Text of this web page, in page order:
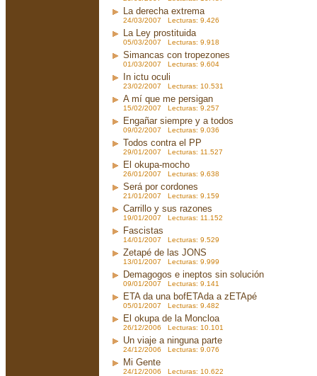
La derecha extrema
24/03/2007 Lecturas: 9.426
La Ley prostituida
05/03/2007 Lecturas: 9.918
Simancas con tropezones
01/03/2007 Lecturas: 9.604
In ictu oculi
23/02/2007 Lecturas: 10.531
A mí que me persigan
15/02/2007 Lecturas: 9.257
Engañar siempre y a todos
09/02/2007 Lecturas: 9.036
Todos contra el PP
29/01/2007 Lecturas: 11.527
El okupa-mocho
26/01/2007 Lecturas: 9.638
Será por cordones
21/01/2007 Lecturas: 9.159
Carrillo y sus razones
19/01/2007 Lecturas: 11.152
Fascistas
14/01/2007 Lecturas: 9.529
Zetapé de las JONS
13/01/2007 Lecturas: 9.999
Demagogos e ineptos sin solución
09/01/2007 Lecturas: 9.141
ETA da una bofETAda a zETApé
05/01/2007 Lecturas: 9.482
El okupa de la Moncloa
26/12/2006 Lecturas: 10.101
Un viaje a ninguna parte
24/12/2006 Lecturas: 9.076
Mi Gente
24/12/2006 Lecturas: 10.622